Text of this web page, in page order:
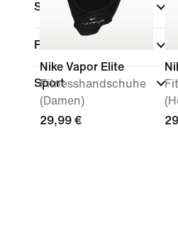
Sale und Angebote
Farbe
Sport
Nike Vapor Elite
Fitnesshandschuhe
(Damen)
29,99 €